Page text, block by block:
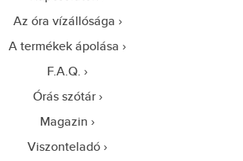
Az óra vízállósága
A termékek ápolása
F.A.Q.
Órás szótár
Magazin
Viszonteladó